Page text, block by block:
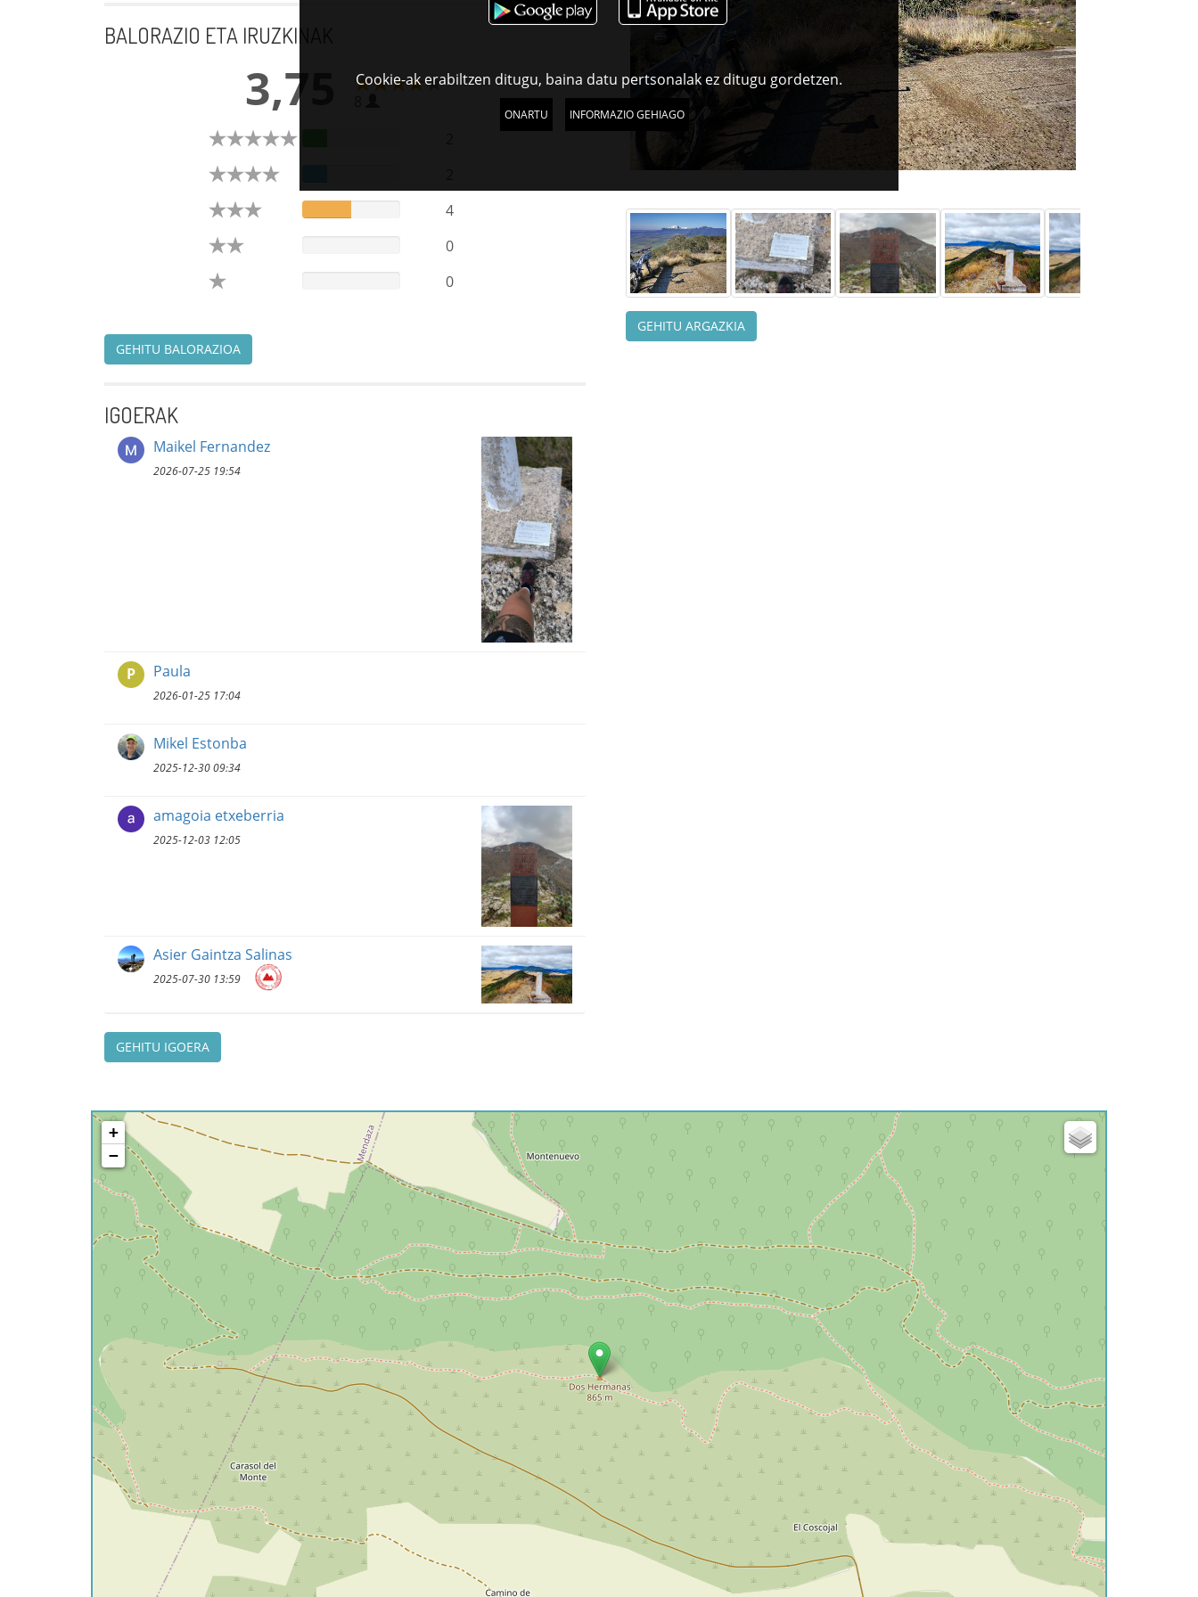
Cookie-ak erabiltzen ditugu, baina datu pertsonalak ez ditugu gordetzen.
ONARTU INFORMAZIO GEHIAGO
BALORAZIO ETA IRUZKINAK
3,75
4
0
0
GEHITU BALORAZIOA
IGOERAK
Maikel Fernandez
2026-07-25 19:54
P Paula
2026-01-25 17:04
Mikel Estonba
2025-12-30 09:34
amagoia etxeberria
2025-12-03 12:05
Asier Gaintza Salinas
2025-07-30 13:59
GEHITU IGOERA
GEHITU ARGAZKIA
+
−